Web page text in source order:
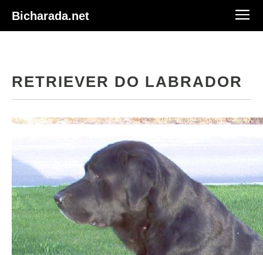
Bicharada.net
RETRIEVER DO LABRADOR